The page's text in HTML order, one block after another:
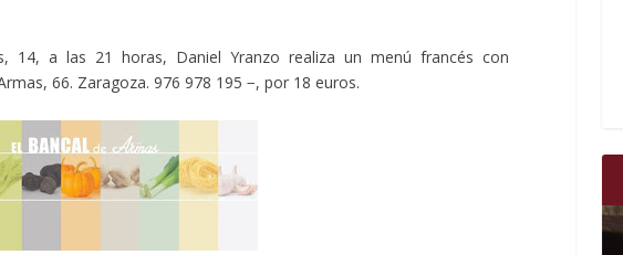
14, a las 21 horas, Daniel Yranzo realiza un menú francés con
66. Zaragoza. 976 978 195 −, por 18 euros.